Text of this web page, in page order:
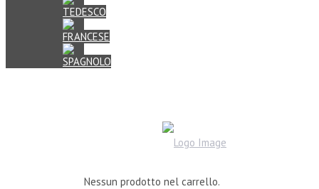
Nessun prodotto nel carrello.